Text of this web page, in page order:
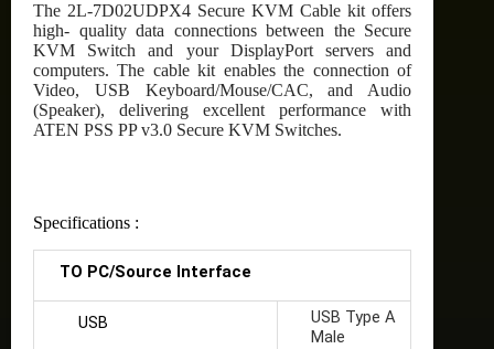
The 2L-7D02UDPX4 Secure KVM Cable kit offers
high- quality data connections between the Secure
KVM Switch and your DisplayPort servers and
computers. The cable kit enables the connection of
Video, USB Keyboard/Mouse/CAC, and Audio
(Speaker), delivering excellent performance with
ATEN PSS PP v3.0 Secure KVM Switches.
Specifications :
TO PC/Source Interface
USB
USB Type A
Male